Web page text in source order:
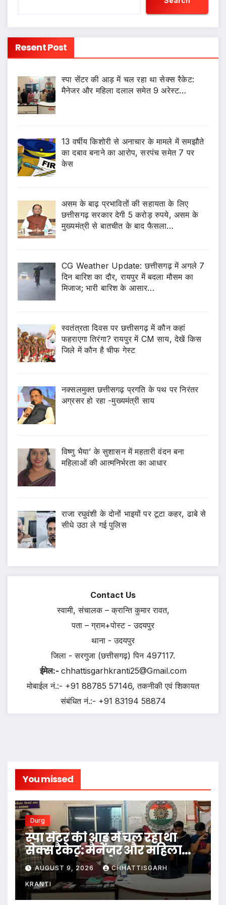
Resent Post
स्पा सेंटर की आड़ में चल रहा था सेक्स रैकेट:
मैनेजर और महिला दलाल समेत 9 अरेस्ट…
13 वर्षीय किशोरी से अनाचार के मामले में समझौते
का दबाव बनाने का आरोप, सरपंच समेत 7 पर
केस
असम के बाढ़ प्रभावितों की सहायता के लिए
छत्तीसगढ़ सरकार देगी 5 करोड़ रुपये, असम के
मुख्यमंत्री से बातचीत के बाद फैसला…
CG Weather Update: छत्तीसगढ़ में अगले 7
दिन बारिश का दौर, रायपुर में बदला मौसम का
मिजाज; भारी बारिश के आसार…
स्वतंत्रता दिवस पर छत्तीसगढ़ में कौन कहां
फहराएगा तिरंगा? रायपुर में CM साय, देखें किस
जिले में कौन है चीफ गेस्ट
नक्सलमुक्त छत्तीसगढ़ प्रगति के पथ पर निरंतर
अग्रसर हो रहा -मुख्यमंत्री साय
विष्णु भैया’ के सुशासन में महतारी वंदन बना
महिलाओं की आत्मनिर्भरता का आधार
राजा रघुवंशी के दोनों भाइयों पर टूटा कहर, ढाबे से
सीधे उठा ले गई पुलिस
Contact Us
स्वामी, संचालक – क्रान्ति कुमार रावत,
पता – ग्राम+पोस्ट - उदयपुर
थाना - उदयपुर
जिला - सरगुजा (छत्तीसगढ़) पिन 497117.
ईमेल:- chhattisgarhkranti25@Gmail.com
मोबाईल नं.:- +91 88785 57146, तकनीकी एवं शिकायत
संबंधित नं.:- +91 83194 58874
You missed
Durg
स्पा सेंटर की आड़ में चल रहा था
सेक्स रैकेट: मैनेजर और महिला
दलाल समेत 9 अरेस्ट…
AUGUST 9, 2026 CHHATTISGARH
KRANTI